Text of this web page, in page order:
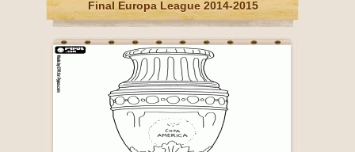
Final Europa League 2014-2015